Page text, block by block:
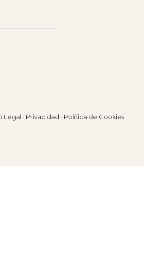
Legal · Privacidad · Política de Cookies